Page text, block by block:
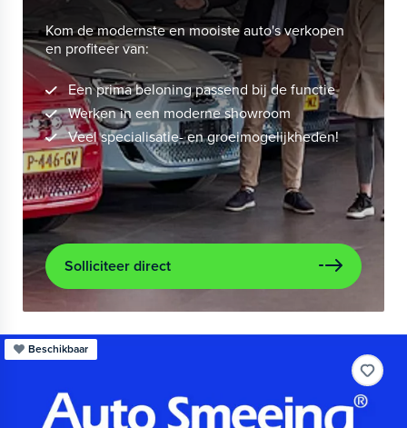
Kom de modernste en mooiste auto's verkopen
en profiteer van:
Een prima beloning passend bij de functie
Werken in een moderne showroom
Veel specialisatie- en groeimogelijkheden!
Solliciteer direct
Beschikbaar